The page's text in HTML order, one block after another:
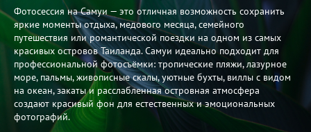
Фотосессия на Самуи — это отличная возможность сохранить
яркие моменты отдыха, медового месяца, семейного
путешествия или романтической поездки на одном из самых
красивых островов Таиланда. Самуи идеально подходит для
профессиональной фотосъёмки: тропические пляжи, лазурное
море, пальмы, живописные скалы, уютные бухты, виллы с видом
на океан, закаты и расслабленная островная атмосфера
создают красивый фон для естественных и эмоциональных
фотографий.